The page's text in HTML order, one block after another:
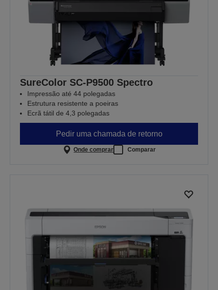
SureColor SC-P9500 Spectro
Impressão até 44 polegadas
Estrutura resistente a poeiras
Ecrã tátil de 4,3 polegadas
Pedir uma chamada de retorno
Onde comprar Comparar